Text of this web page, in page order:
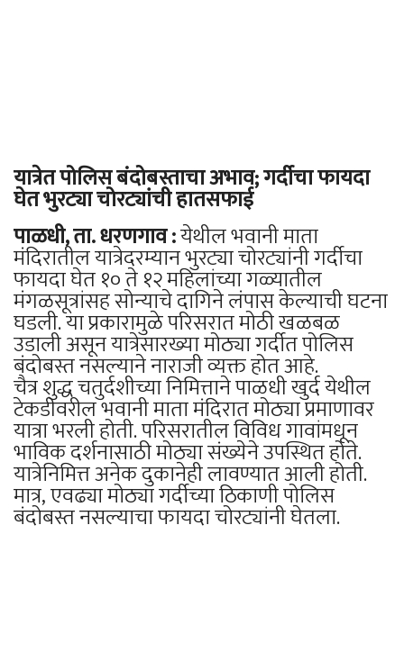
यात्रेत पोलिस बंदोबस्ताचा अभाव; गर्दीचा फायदा
घेत भुरट्या चोरट्यांची हातसफाई
पाळधी, ता. धरणगाव :येथील भवानी माता
मंदिरातील यात्रेदरम्यान भुरट्या चोरट्यांनी गर्दीचा
फायदा घेत १० ते १२ महिलांच्या गळ्यातील
मंगळसूत्रांसह सोन्याचे दागिने लंपास केल्याची घटना
घडली. या प्रकारामुळे परिसरात मोठी खळबळ
उडाली असून यात्रेसारख्या मोठ्या गर्दीत पोलिस
बंदोबस्त नसल्याने नाराजी व्यक्त होत आहे.
चैत्र शुद्ध चतुर्दशीच्या निमित्ताने पाळधी खुर्द येथील
टेकडीवरील भवानी माता मंदिरात मोठ्या प्रमाणावर
यात्रा भरली होती. परिसरातील विविध गावांमधून
भाविक दर्शनासाठी मोठ्या संख्येने उपस्थित होते.
यात्रेनिमित्त अनेक दुकानेही लावण्यात आली होती.
मात्र, एवढ्या मोठ्या गर्दीच्या ठिकाणी पोलिस
बंदोबस्त नसल्याचा फायदा चोरट्यांनी घेतला.